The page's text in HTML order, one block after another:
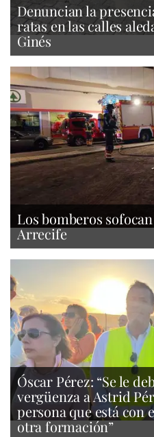
Denuncian la
ratas en las calles
Ginés
Los bomberos
Arrecife
Óscar Pérez: “Se le
vergüenza a Astrid
persona que está con
otra formación”